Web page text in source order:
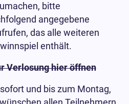
bitte
angegebene
das alle weiteren
enthält.
Verlosung hier öffnen
und bis zum Montag,